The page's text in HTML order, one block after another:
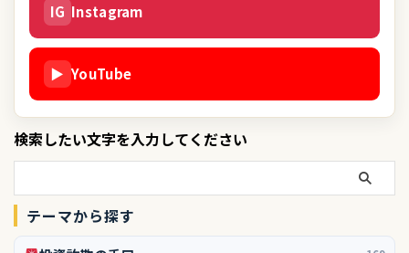
IG Instagram
▶ YouTube
検索したい文字を入力してください
テーマから探す